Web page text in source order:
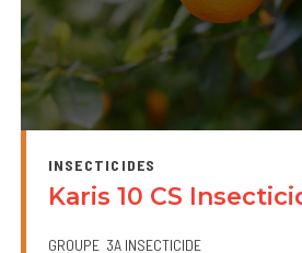
INSECTICIDES
Karis 10 CS
GROUPE 3A INSECTICIDE